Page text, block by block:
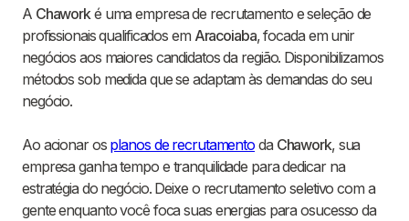
A Chaworké uma empresa de recrutamento e seleção de
profissionais qualificados em Aracoiaba, focada em unir
negócios aos maiores candidatos da região. Disponibilizamos
métodos sob medida que se adaptam às demandas do seu
negócio.
Ao acionar os planos de recrutamento da Chawork, sua
empresa ganha tempo e tranquilidade para dedicar na
estratégia do negócio. Deixe o recrutamento seletivo com a
gente enquanto você foca suas energias para osucesso da